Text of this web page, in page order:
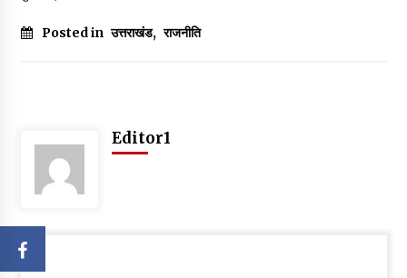
Posted in उत्तराखंड, राजनीति
Editor1